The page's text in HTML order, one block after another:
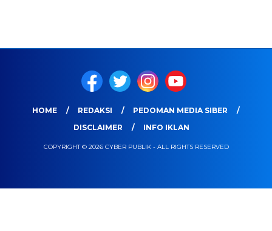
HOME REDAKSI
PEDOMAN MEDIA SIBER
DISCLAIMER
INFO IKLAN
COPYRIGHT © 2026 CYBER PUBLIK - ALL RIGHTS RESERVED